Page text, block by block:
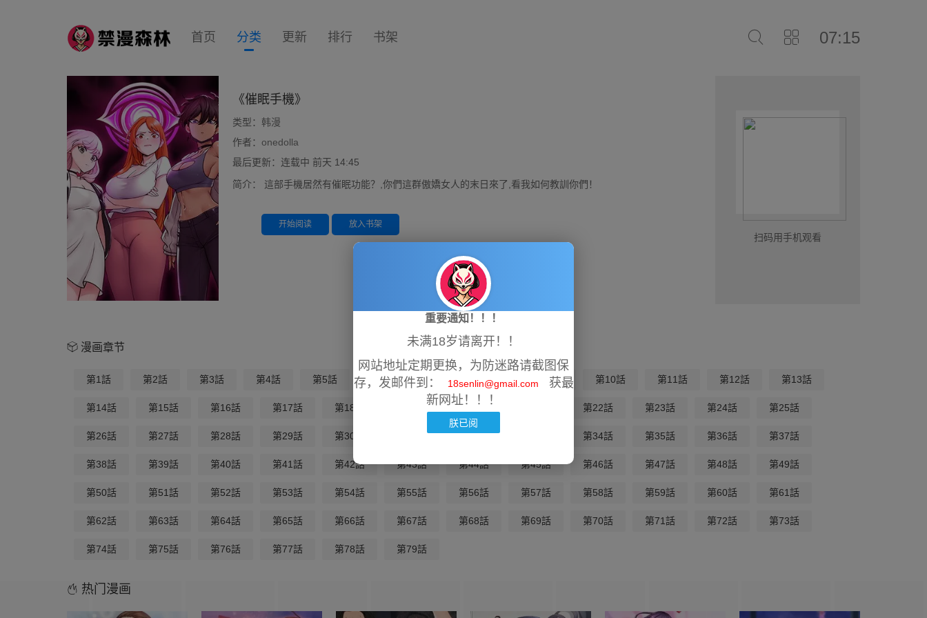
07:15
首页 分类 更新 排行 书架
《催眠手機》
类型： 韩漫
作者： onedolla
最后更新：连载中 前天 14:45
简介：
這部手機居然有催眠功能？,你們這群傲嬌女人的末日來了,看我如何教訓你們！
开始阅读 放入书架
扫码用手机观看
漫画章节
第1話 第2話 第3話 第4話 第5話 第6話 第7話 第8話 第9話 第10話 第11話 第12話 第13話
第14話 第15話 第16話 第17話 第18話 第20話 第22話 第23話 第24話 第25話
第26話 第27話 第28話 第29話 第30話 第32話 第34話 第35話 第36話 第37話
第38話 第39話 第40話 第41話 第42話 第43話 第44話 第45話 第46話 第47話 第48話 第49話
第50話 第51話 第52話 第53話 第54話 第55話 第56話 第57話 第58話 第59話 第60話 第61話
第62話 第63話 第64話 第65話 第66話 第67話 第68話 第69話 第70話 第71話 第72話 第73話
第74話 第75話 第76話 第77話 第78話 第79話
热门漫画
重要通知！！！
未满18岁请离开！！
网站地址定期更换，为防迷路请截图保
存，发邮件到：
18senlin@gmail.com
获最
新网址！！！
朕已阅